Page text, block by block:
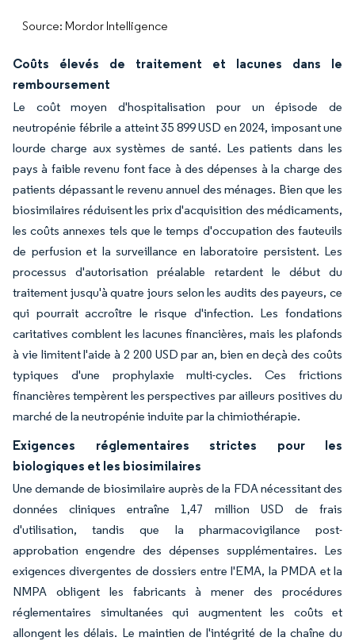
Source: Mordor Intelligence
Coûts élevés de traitement et lacunes dans le
remboursement
Le coût moyen d'hospitalisation pour un épisode de
neutropénie fébrile a atteint 35 899 USD en 2024, imposant une
lourde charge aux systèmes de santé. Les patients dans les
pays à faible revenu font face à des dépenses à la charge des
patients dépassant le revenu annuel des ménages. Bien que les
biosimilaires réduisent les prix d'acquisition des médicaments,
les coûts annexes tels que le temps d'occupation des fauteuils
de perfusion et la surveillance en laboratoire persistent. Les
processus d'autorisation préalable retardent le début du
traitement jusqu'à quatre jours selon les audits des payeurs, ce
qui pourrait accroître le risque d'infection. Les fondations
caritatives comblent les lacunes financières, mais les plafonds
à vie limitent l'aide à 2 200 USD par an, bien en deçà des coûts
typiques d'une prophylaxie multi-cycles. Ces frictions
financières tempèrent les perspectives par ailleurs positives du
marché de la neutropénie induite par la chimiothérapie.
Exigences réglementaires strictes pour les
biologiques et les biosimilaires
Une demande de biosimilaire auprès de la FDA nécessitant des
données cliniques entraîne 1,47 million USD de frais
d'utilisation, tandis que la pharmacovigilance post-
approbation engendre des dépenses supplémentaires. Les
exigences divergentes de dossiers entre l'EMA, la PMDA et la
NMPA obligent les fabricants à mener des procédures
réglementaires simultanées qui augmentent les coûts et
allongent les délais. Le maintien de l'intégrité de la chaîne du